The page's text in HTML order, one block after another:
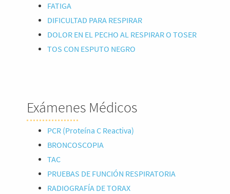
FATIGA
DIFICULTAD PARA RESPIRAR
DOLOR EN EL PECHO AL RESPIRAR O TOSER
TOS CON ESPUTO NEGRO
Exámenes Médicos
PCR (Proteína C Reactiva)
BRONCOSCOPIA
TAC
PRUEBAS DE FUNCIÓN RESPIRATORIA
RADIOGRAFÍA DE TORAX